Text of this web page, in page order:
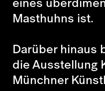
Masthuhns ist.
Darüber hinaus
die Ausstellung
Münchner